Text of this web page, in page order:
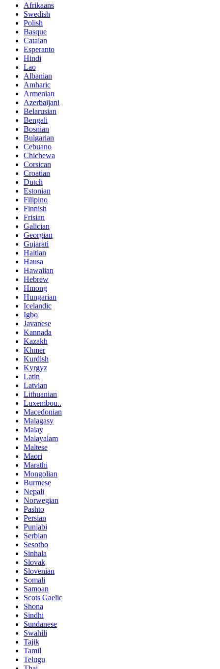
Afrikaans
Swedish
Polish
Basque
Catalan
Esperanto
Hindi
Lao
Albanian
Amharic
Armenian
Azerbaijani
Belarusian
Bengali
Bosnian
Bulgarian
Cebuano
Chichewa
Corsican
Croatian
Dutch
Estonian
Filipino
Finnish
Frisian
Galician
Georgian
Gujarati
Haitian
Hausa
Hawaiian
Hebrew
Hmong
Hungarian
Icelandic
Igbo
Javanese
Kannada
Kazakh
Khmer
Kurdish
Kyrgyz
Latin
Latvian
Lithuanian
Luxembou..
Macedonian
Malagasy
Malay
Malayalam
Maltese
Maori
Marathi
Mongolian
Burmese
Nepali
Norwegian
Pashto
Persian
Punjabi
Serbian
Sesotho
Sinhala
Slovak
Slovenian
Somali
Samoan
Scots Gaelic
Shona
Sindhi
Sundanese
Swahili
Tajik
Tamil
Telugu